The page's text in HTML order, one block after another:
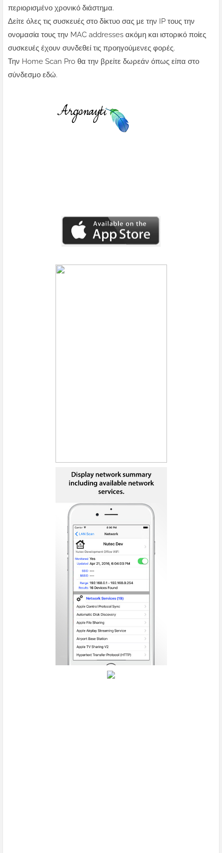
περιορισμένο χρονικό διάστημα.
Δείτε όλες τις συσκευές στο δίκτυο σας με την IP τους την
ονομασία τους την MAC addresses ακόμη και ιστορικό ποίες
συσκευές έχουν συνδεθεί τις προηγούμενες φορές.
Την Home Scan Pro θα την βρείτε δωρεάν όπως είπα στο
σύνδεσμο εδώ.